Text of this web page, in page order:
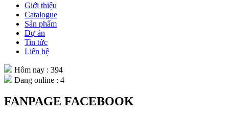
Giới thiệu
Catalogue
Sản phẩm
Dự án
Tin tức
Liên hệ
Hôm nay : 394
Đang online : 4
FANPAGE FACEBOOK